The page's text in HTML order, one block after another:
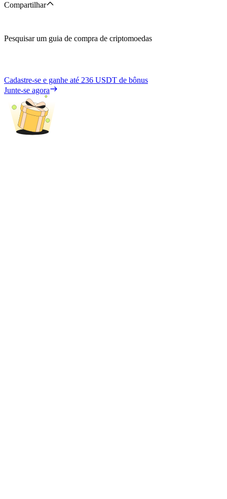
Compartilhar
Pesquisar um guia de compra de criptomoedas
Cadastre-se e ganhe até 236 USDT de bônus
Junte-se agora